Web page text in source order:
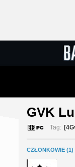
GVK
Tag:
CZŁONKOWIE (1)